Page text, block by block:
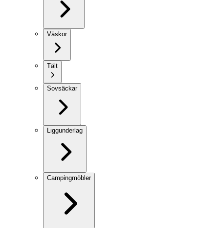
Väskor
Tält
Sovsäckar
Liggunderlag
Campingmöbler